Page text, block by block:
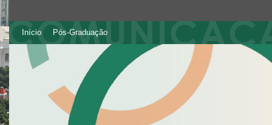
Início Pós-Graduação